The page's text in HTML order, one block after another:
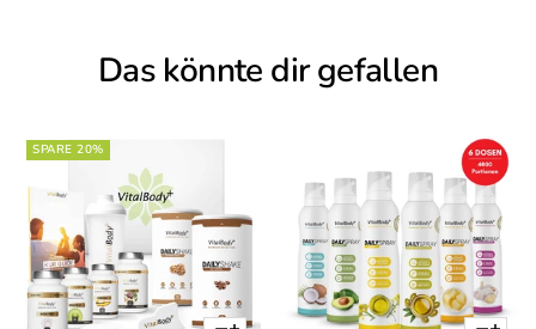
Das könnte dir gefallen
SPARE 20%